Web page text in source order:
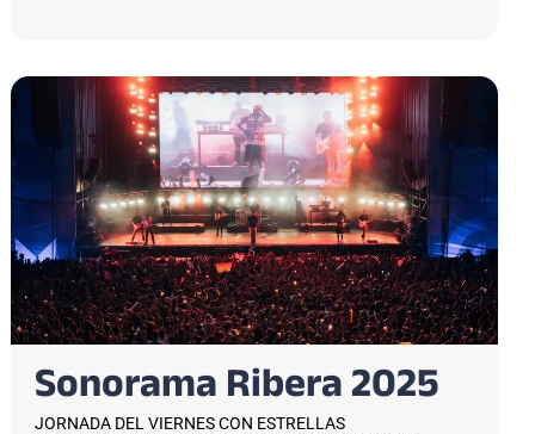
Sonorama Ribera 2025
JORNADA DEL VIERNES CON ESTRELLAS